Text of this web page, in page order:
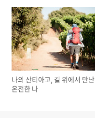
나의 산티아고, 길 위에서 만난
온전한 나